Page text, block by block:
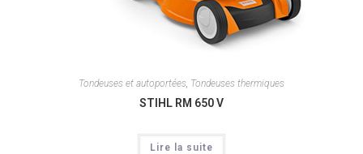
Tondeuses et autoportées Tondeuses thermiques
STIHL RM 650 V
Lire la suite